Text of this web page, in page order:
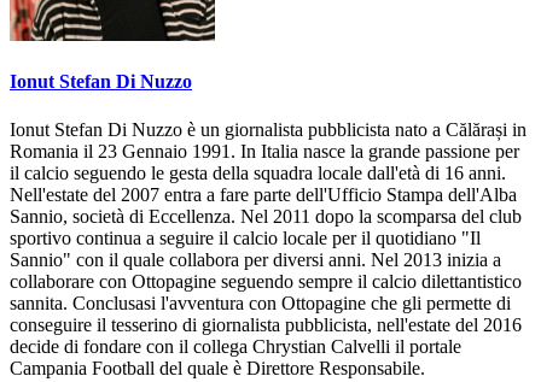
Ionut Stefan Di Nuzzo
Ionut Stefan Di Nuzzo è un giornalista pubblicista nato a Călărași in
Romania il 23 Gennaio 1991. In Italia nasce la grande passione per
il calcio seguendo le gesta della squadra locale dall'età di 16 anni.
Nell'estate del 2007 entra a fare parte dell'Ufficio Stampa dell'Alba
Sannio, società di Eccellenza. Nel 2011 dopo la scomparsa del club
sportivo continua a seguire il calcio locale per il quotidiano "Il
Sannio" con il quale collabora per diversi anni. Nel 2013 inizia a
collaborare con Ottopagine seguendo sempre il calcio dilettantistico
sannita. Conclusasi l'avventura con Ottopagine che gli permette di
conseguire il tesserino di giornalista pubblicista, nell'estate del 2016
decide di fondare con il collega Chrystian Calvelli il portale
Campania Football del quale è Direttore Responsabile.